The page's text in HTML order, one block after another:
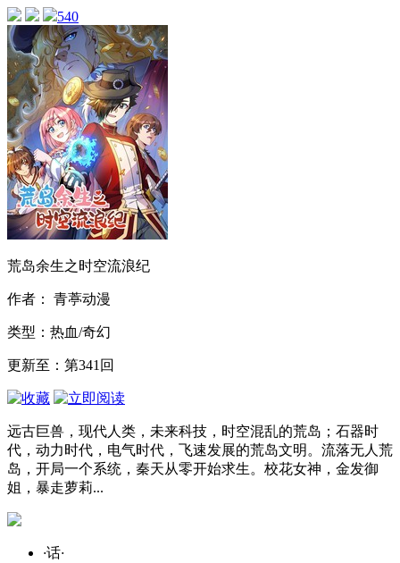
540
荒岛余生之时空流浪纪
作者： 青葶动漫
类型：热血/奇幻
更新至：第341回
远古巨兽，现代人类，未来科技，时空混乱的荒岛；石器时
代，动力时代，电气时代，飞速发展的荒岛文明。流落无人荒
岛，开局一个系统，秦天从零开始求生。校花女神，金发御
姐，暴走萝莉...
·话·